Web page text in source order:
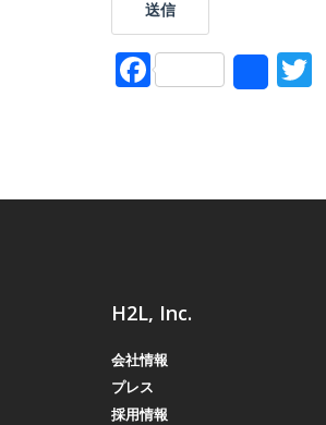
Facebook
Share
H2L, Inc.
会社情報
プレス
採用情報